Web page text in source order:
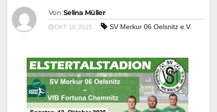
Von Selina Müller
OKT. 10, 2025 SV Merkur 06 Oelsnitz e.V.